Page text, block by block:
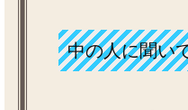
中の人に聞い